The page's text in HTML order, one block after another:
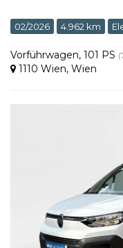
02/2026 4.962 km
Vorführwagen, 101 PS
1110 Wien, Wien